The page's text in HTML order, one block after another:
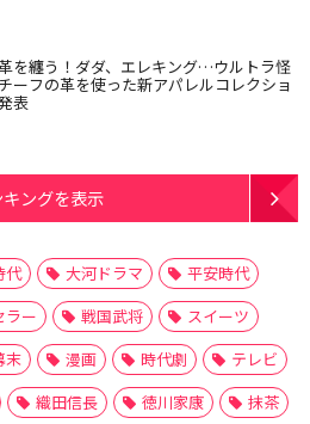
を纏う！ダダ、エレキング…ウルトラ怪
ーフの革を使った新アパレルコレクショ
表
ングを表示
代 大河ドラマ
平安時代
ラー 戦国武将
スイーツ
末 漫画 時代劇
テレビ
織田信長 徳川家康
抹茶